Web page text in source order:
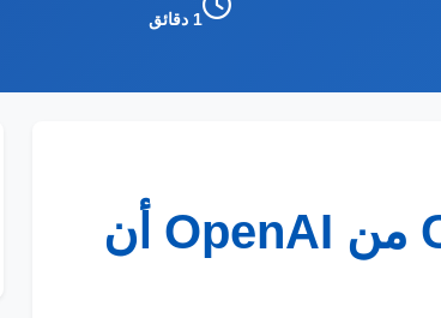
1 دقائق
من OpenAI أن